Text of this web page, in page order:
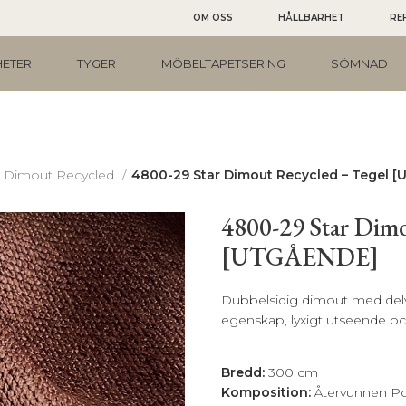
OM OSS HÅLLBARHET
TYGER MÖBELTAPETSERING SÖMNAD
Recycled 4800-29 Star Dimout Recycled – Tegel
4800-29 Star
[UTGÅENDE]
Dubbelsidig dimout med
egenskap, lyxigt utseende
Bredd: 300 cm
Komposition:Återvunnen